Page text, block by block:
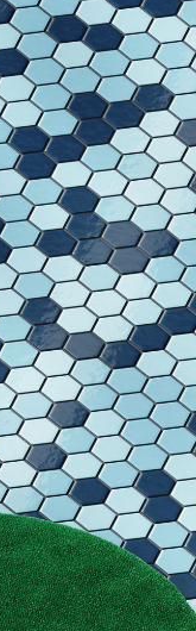
NEXT
copertina (full)